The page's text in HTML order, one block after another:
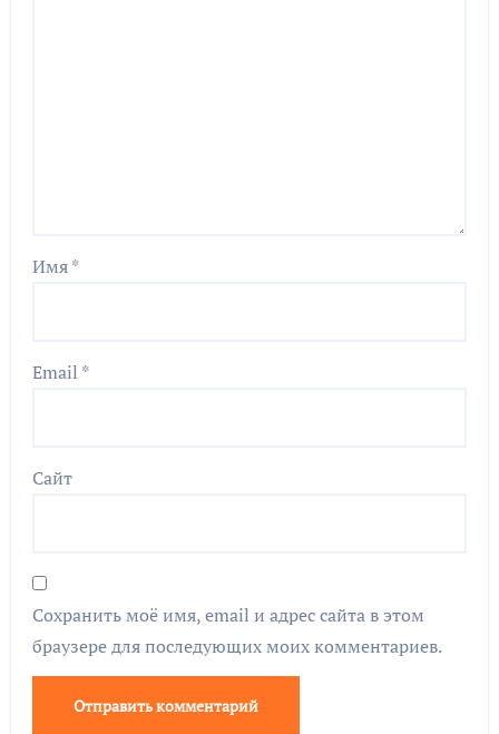
Имя*
Email *
Сайт
Сохранить моё имя, email и адрес сайта в этом
браузере для последующих моих комментариев.